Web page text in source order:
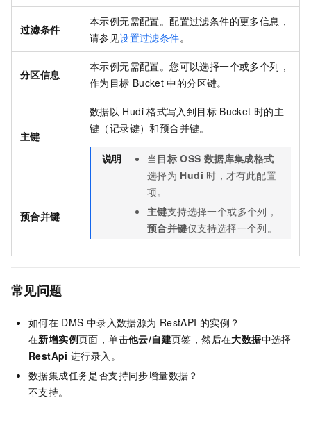
过滤条件
本示例无需配置。配置过滤条件的更多信息，
请参见设置过滤条件。
分区信息
本示例无需配置。您可以选择一个或多个列，
作为目标 Bucket 中的分区键。
主键
数据以 Hudi 格式写入到目标 Bucket 时的主
键（记录键）和预合并键。
说明 当 目标 OSS 数据库集成格式
选择为 Hudi 时，才有此配置
项。
主键支持选择一个或多个列，
预合并键仅支持选择一个列。
预合并键
常见问题
如何在 DMS 中录入数据源为 RestAPI 的实例？
在新增实例页面，单击他云/自建页签，然后在大数据中选择
RestApi 进行录入。
数据集成任务是否支持同步增量数据？
不支持。